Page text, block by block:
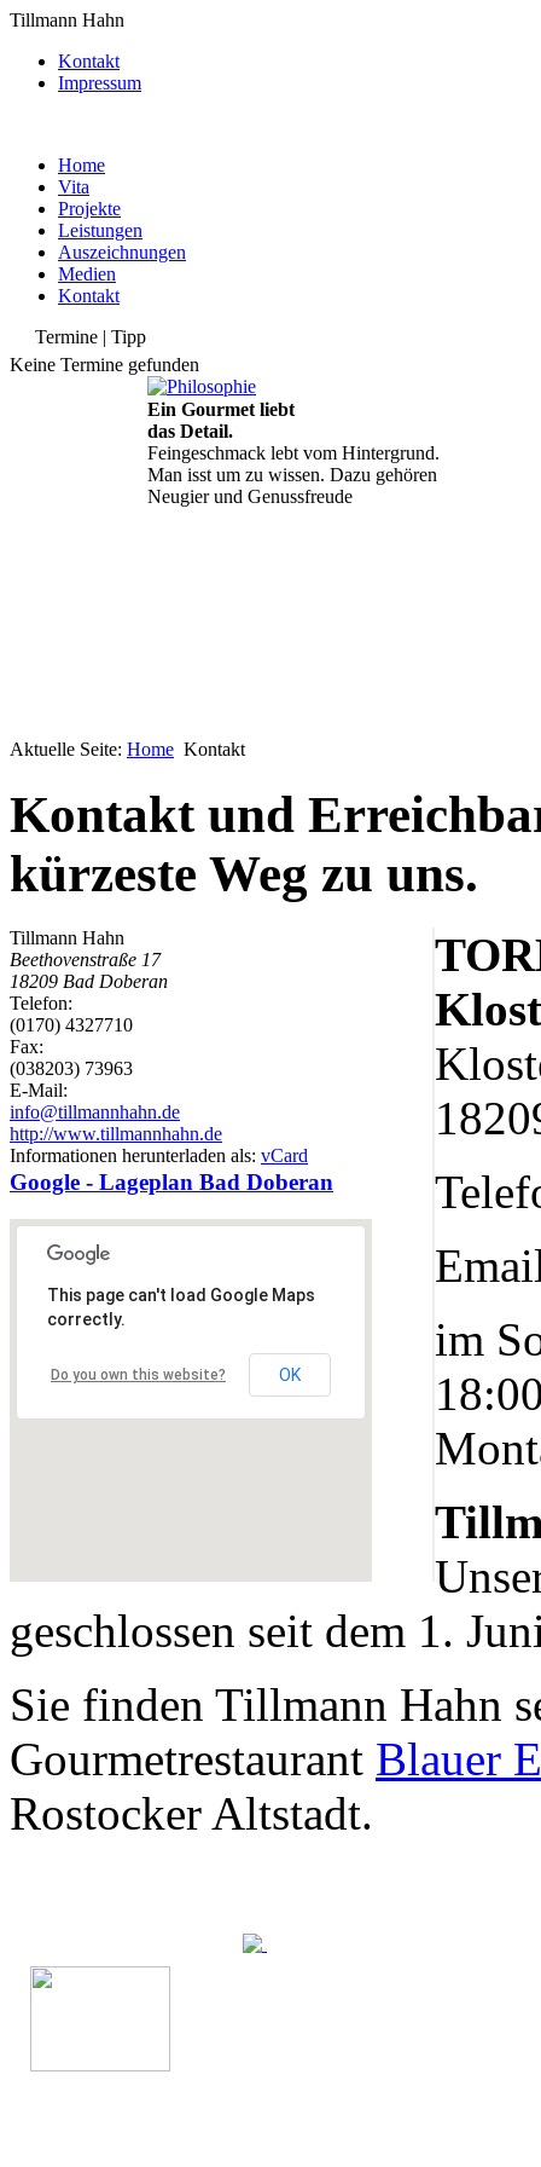
Tillmann Hahn
Kontakt
Impressum
Home
Vita
Projekte
Leistungen
Auszeichnungen
Medien
Kontakt
Termine | Tipp
Keine Termine gefunden
Ein Gourmet liebt
das Detail.
Feingeschmack lebt vom Hintergrund.
Man isst um zu wissen. Dazu gehören
Neugier und Genussfreude
Geheimnisse, die
Ein Potpourri professioneller Rezepte.
Für Liebhaber der einfachen und
regionalen Küche. Nachkochbar, aber
immer mit der besonderen Note.
Nachhaltigkeit ist
mir wichtig.
Modernes Kochen mit dem Blick für
Regionalität, Frische und
Wirtschaftlichkeit.
Ein Potpourri professioneller Rezepte.
regionalen Küche. Nachkochbar, aber
immer mit der besonderen Note.
Interesse an anspruchsvoller Küche.
Aktuelle Seite: Home Kontakt
Kontakt und
kürzeste Weg zu uns.
Tillmann Hahn
Beethovenstraße 17
18209 Bad Doberan
Telefon:
(0170) 4327710
Fax:
(038203) 73963
E-Mail:
info@tillmannhahn.de
http://www.tillmannhahn.de
Informationen herunterladen als: vCard
Google - Lageplan Bad Doberan
This page can't load Google Maps
correctly.
Do you own this website? OK
im
geschlossen seit dem 1.
Sie finden Tillmann Hahn
Gourmetrestaurant Blauer
Rostocker Altstadt.